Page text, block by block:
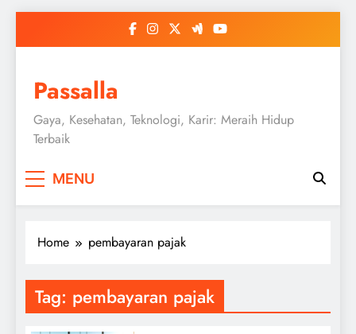
Passalla
Gaya, Kesehatan, Teknologi, Karir: Meraih Hidup
Terbaik
MENU
Home pembayaran pajak
Tag: pembayaran pajak